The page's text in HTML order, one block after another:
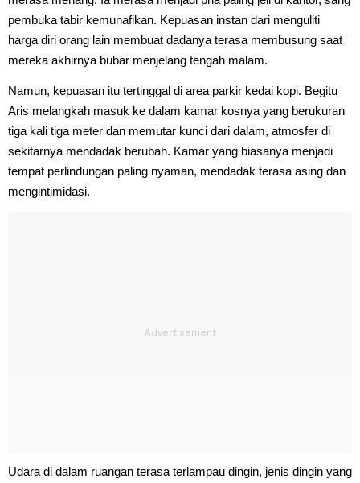
pembuka tabir kemunafikan. Kepuasan instan dari menguliti
harga diri orang lain membuat dadanya terasa membusung saat
mereka akhirnya bubar menjelang tengah malam.
Namun, kepuasan itu tertinggal di area parkir kedai kopi. Begitu
Aris melangkah masuk ke dalam kamar kosnya yang berukuran
tiga kali tiga meter dan memutar kunci dari dalam, atmosfer di
sekitarnya mendadak berubah. Kamar yang biasanya menjadi
tempat perlindungan paling nyaman, mendadak terasa asing dan
mengintimidasi.
Udara di dalam ruangan terasa terlampau dingin, jenis dingin yang